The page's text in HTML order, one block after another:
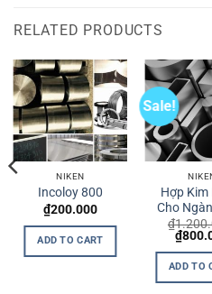
RELATED PRODUCTS
NIKEN
Incoloy 800
₫200.000
ADD TO CART
Sale!
Hợp Kim
Cho
₫
price
was:
₫
ADD TO